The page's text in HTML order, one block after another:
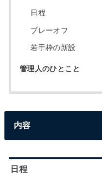
日程
プレーオフ
若手枠の新設
管理人のひとこと
内容
日程